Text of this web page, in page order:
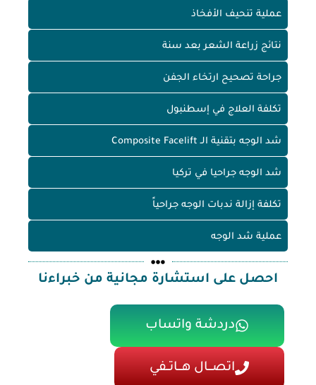
عملية تنحيف الأفخاذ
نتائج زراعة الشعر بعد سنة
جراحة تصحيح ارتخاء الجفن
تكلفة العلاج في إسطنبول
شد الوجه بتقنية الـ Composite Facelift
شد الوجه جراحيا في تركيا
تكلفة إزالة ندبات الوجه جراحياً
عملية شد الوجه
احصل على استشارة مجانية من خبراءنا
دردشة واتساب
اتصـــال هـــاتــفي